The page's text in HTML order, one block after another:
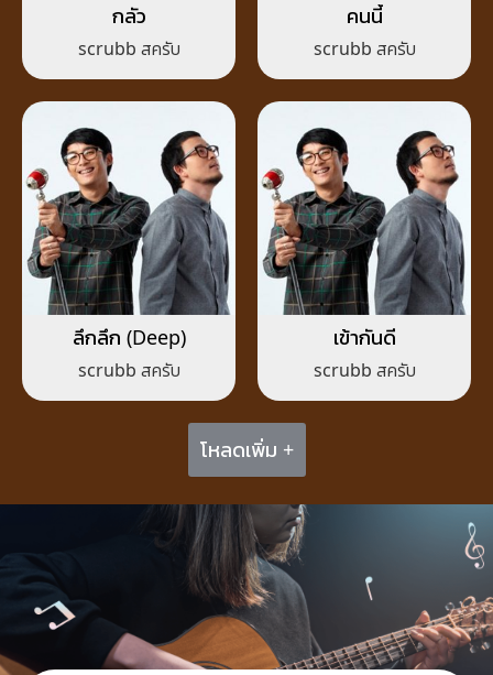
กลัว
scrubb สครับ
คนนี้
scrubb สครับ
ลึกลึก (Deep)
scrubb สครับ
เข้ากันดี
scrubb สครับ
โหลดเพิ่ม +